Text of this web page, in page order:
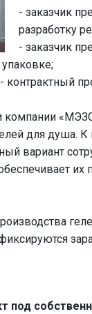
- заказчик
разработку
- заказчик
компании
для душа.
вариант
под